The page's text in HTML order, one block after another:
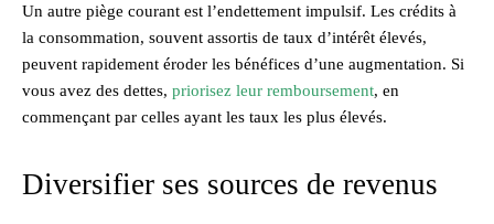
Un autre piège courant est l’endettement impulsif. Les crédits à
la consommation, souvent assortis de taux d’intérêt élevés,
peuvent rapidement éroder les bénéfices d’une augmentation. Si
vous avez des dettes, priorisez leur remboursement, en
commençant par celles ayant les taux les plus élevés.
Diversifier ses sources de revenus